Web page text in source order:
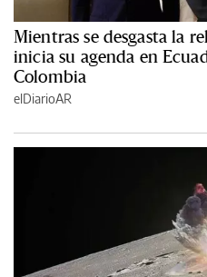
Mientras se desgasta la
inicia su agenda en
Colombia
elDiarioAR